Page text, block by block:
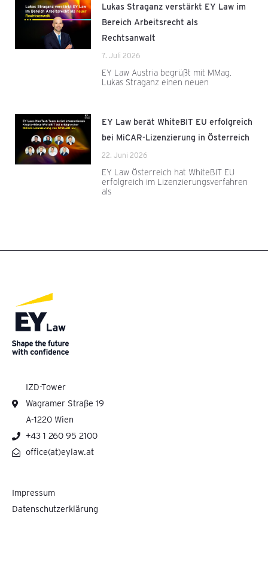
Lukas Straganz verstärkt EY Law im
Bereich Arbeitsrecht als
Rechtsanwalt
7. Juli 2026
EY Law Austria begrüßt mit MMag.
Lukas Straganz einen neuen
EY Law berät WhiteBIT EU erfolgreich
bei MiCAR-Lizenzierung in Österreich
22. Juni 2026
EY Law Österreich hat WhiteBIT EU
erfolgreich im Lizenzierungsverfahren
als
IZD-Tower
Wagramer Straße 19
A-1220 Wien
+43 1 260 95 2100
office(at)eylaw.at
Impressum
Datenschutzerklärung